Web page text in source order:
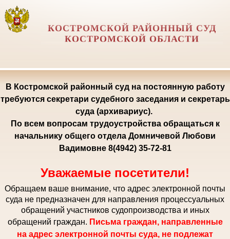
КОСТРОМСКОЙ РАЙОННЫЙ СУД
КОСТРОМСКОЙ ОБЛАСТИ
В Костромской районный суд на постоянную работу
требуются секретари судебного заседания и секретарь
суда (архивариус).
По всем вопросам трудоустройства обращаться к
начальнику общего отдела Домничевой Любови
Вадимовне 8(4942) 35-72-81
Уважаемые посетители!
Обращаем ваше внимание, что адрес электронной почты
суда не предназначен для направления процессуальных
обращений участников судопроизводства и иных
обращений граждан. Письма граждан, направленные
на адрес электронной почты суда, не подлежат